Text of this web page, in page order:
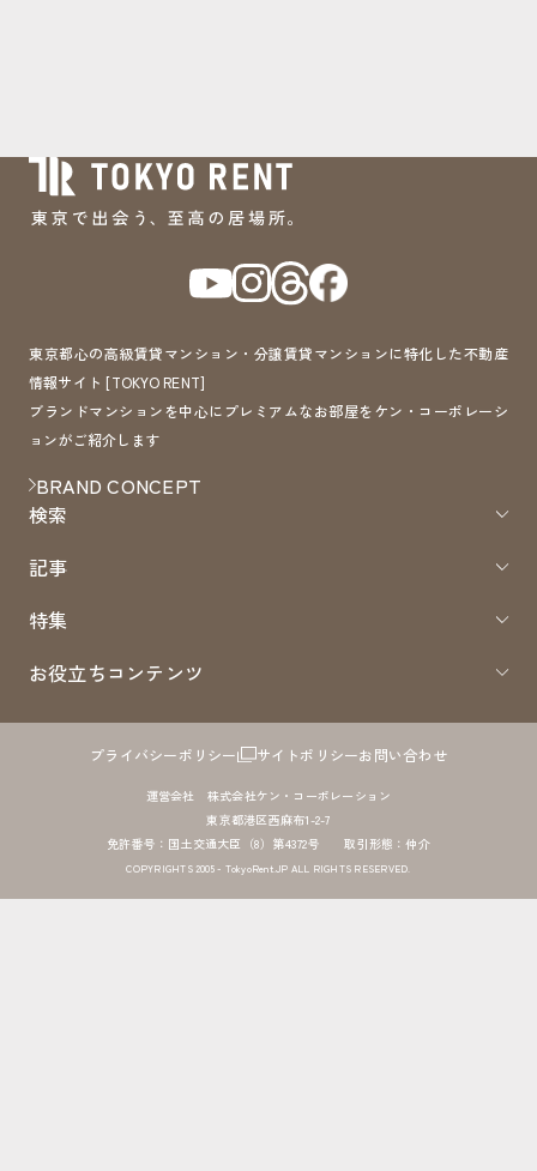
東京都心の高級賃貸マンション・分譲賃貸マンションに特化した不動産
情報サイト [TOKYO RENT]
ブランドマンションを中心にプレミアムなお部屋をケン・コーポレーシ
ョンがご紹介します
BRAND CONCEPT
検索
記事
特集
お役立ちコンテンツ
プライバシーポリシー サイトポリシーお問い合わせ
運営会社 株式会社ケン・コーポレーション
東京都港区西麻布1-2-7
免許番号：国土交通大臣（8）第4372号 取引形態：仲介
COPYRIGHTS 2005 - TokyoRent.JP ALL RIGHTS RESERVED.